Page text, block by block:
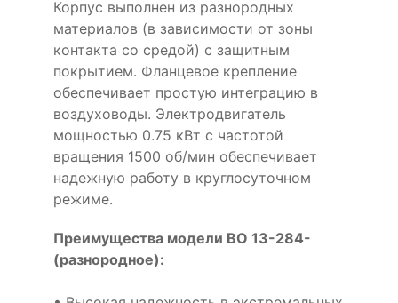
Корпус выполнен из разнородных
материалов (в зависимости от зоны
контакта со средой) с защитным
покрытием. Фланцевое крепление
обеспечивает простую интеграцию в
воздуховоды. Электродвигатель
мощностью 0.75 кВт с частотой
вращения 1500 об/мин обеспечивает
надежную работу в круглосуточном
режиме.
Преимущества модели ВО 13-284-
(разнородное):